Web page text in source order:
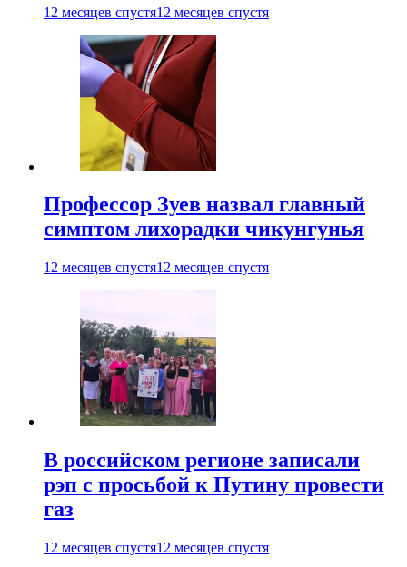
12 месяцев спустя12 месяцев спустя
Профессор Зуев назвал главный
симптом лихорадки чикунгунья
12 месяцев спустя12 месяцев спустя
В российском регионе записали
рэп с просьбой к Путину провести
газ
12 месяцев спустя12 месяцев спустя